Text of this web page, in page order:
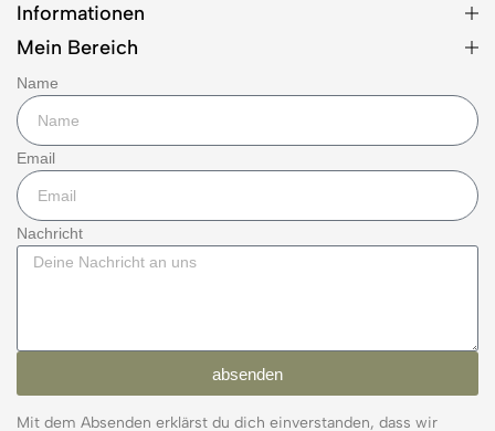
Informationen
Mein Bereich
Name
Email
Nachricht
absenden
Mit dem Absenden erklärst du dich einverstanden, dass wir